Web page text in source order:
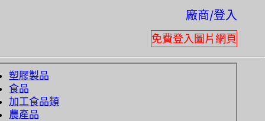
廠商/登入
免費登入圖片網頁
塑膠製品
食品
加工食品類
農產品